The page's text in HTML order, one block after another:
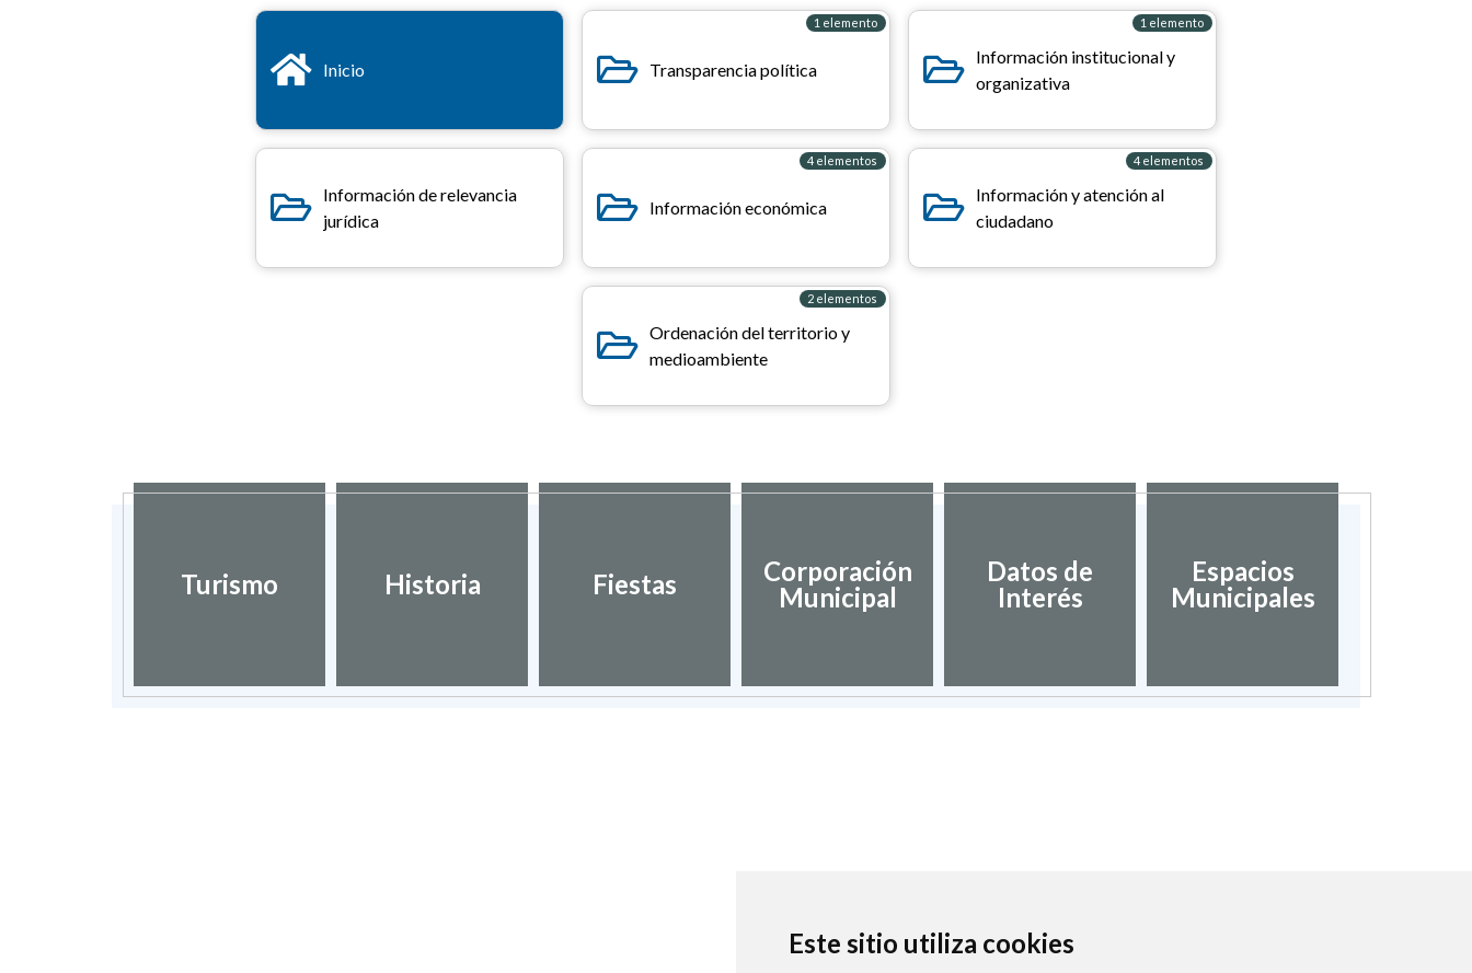
Este sitio utiliza cookies
Inicio
1 elemento
Transparencia política
1 elemento
Información institucional y
organizativa
Información de relevancia
jurídica
4 elementos
Información económica
4 elementos
Información y atención al
ciudadano
2 elementos
Ordenación del territorio y
medioambiente
Turismo Historia Fiestas
Corporación
Municipal
Datos de
Interés
Espacios
Municipales